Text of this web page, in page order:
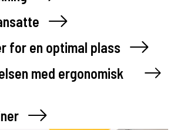
for en optimal plass
med ergonomisk